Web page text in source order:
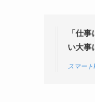
「仕
い大事
スマー